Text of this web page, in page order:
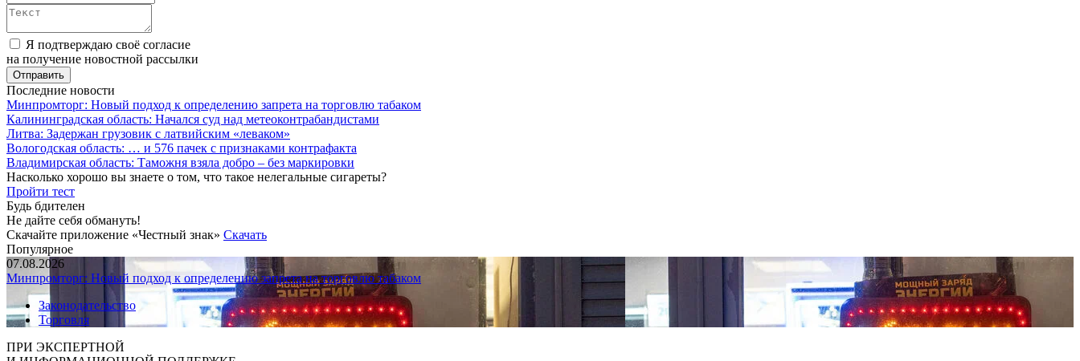
Я подтверждаю своё согласие
на получение новостной рассылки
Последние новости
Минпромторг: Новый подход к определению запрета на торговлю табаком
Калининградская область: Начался суд над метеоконтрабандистами
Литва: Задержан грузовик с латвийским «леваком»
Вологодская область: … и 576 пачек с признаками контрафакта
Владимирская область: Таможня взяла добро – без маркировки
Насколько хорошо вы знаете о том, что такое нелегальные сигареты?
Пройти тест
Будь бдителен
Не дайте себя обмануть!
Скачайте приложение «Честный знак» Скачать
Популярное
07.08.2026
Минпромторг: Новый подход к определению запрета на торговлю табаком
Законодательство
Торговля
ПРИ ЭКСПЕРТНОЙ